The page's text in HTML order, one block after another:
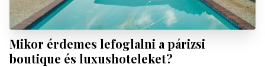
Mikor érdemes lefoglalni a párizsi
boutique és luxushoteleket?